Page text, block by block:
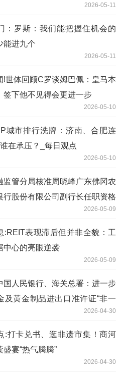
2026-05-11
：罗斯：我们能把握住机会的
能进九个
2026-05-11
!世体回顾C罗谈姆巴佩：皇马本
签下他不见得会更进一步
2026-05-10
城市排行洗牌：济南、合肥连
在承压？_每日观点
2026-05-10
监管分局核准周晓峰广东佛冈农
行股份有限公司副行长任职资格
2026-05-09
:REIT表现滞后但并非全貌：工
中心的亮眼逆袭
2026-05-09
国人民银行、海关总署：进一步
及黄金制品进出口准许证“非一
2026-04-30
:打卡兑书、逛非遗市集！商河
盛宴“热气腾腾”
2026-04-30